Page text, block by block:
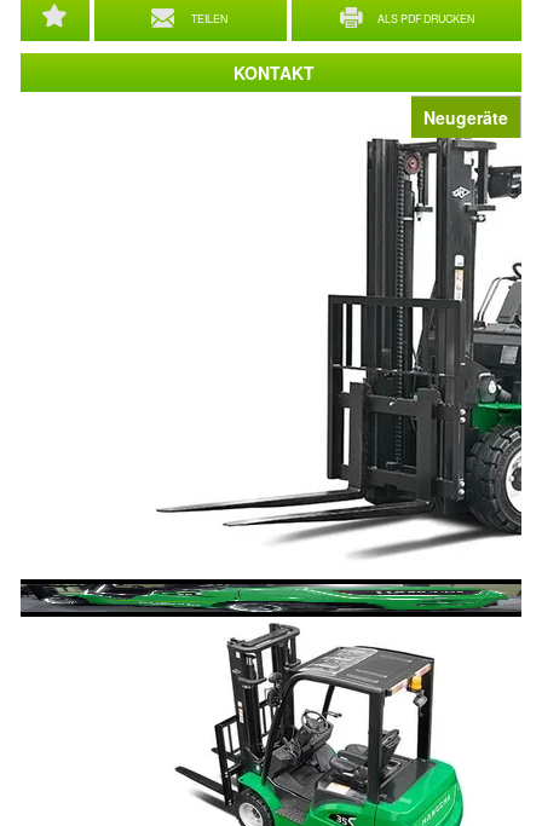
Neugeräte
TEILEN ALS PDF DRUCKEN
KONTAKT